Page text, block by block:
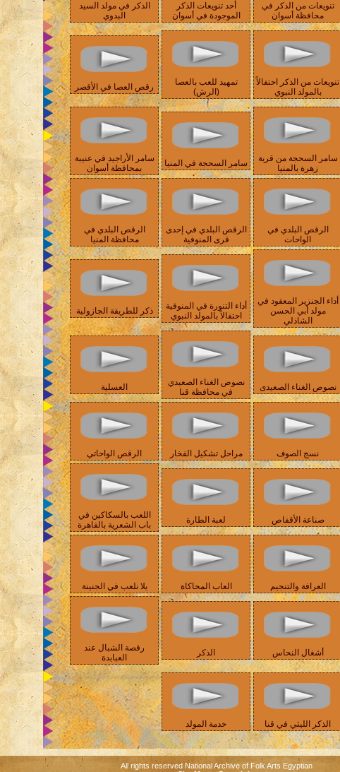
تنويعات من الذكر في
محافظة أسوان
أحد تنويعات الذكر
الموجودة في أسوان
الذكر في مولد السيد
البدوي
تنويعات من الذكر احتفالاً
بالمولد النبوي
تمهيد للعب بالعصا
(الرش)
رقص العصا في الأقصر
سامر السحجة من قرية
زهرة بالمنيا
سامر السحجة في المنيا
سامر الأراجيد في عنيبة
بمحافظة أسوان
الرقص البلدي في
الواحات
الرقص البلدي في إحدى
قرى المنوفية
الرقص البلدي في
محافظة المنيا
أداء الجنزير المعقود في
مولد أبي الحسن
الشاذلي
أداء التنورة في المنوفية
احتفالاً بالمولد النبوي
ذكر للطريقة الجازولية
نصوص الغناء الصعيدى
نصوص الغناء الصعيدي
في محافظة قنا
العسلية
نسج الصوف مراحل تشكيل الفخار الرقص الواحاتي
صناعة الأقفاص لعبة الطارة
اللعب بالسكاكين في
باب الشعرية بالقاهرة
العرافة والتنجيم العاب المحاكاة يلا نلعب في الجنينة
أشغال النحاس الذكر
رقصة الشبال عند
العبابدة
الذكر الليثي في قنا خدمة المولد
All rights reserved National Archive of Folk Arts Egyptian